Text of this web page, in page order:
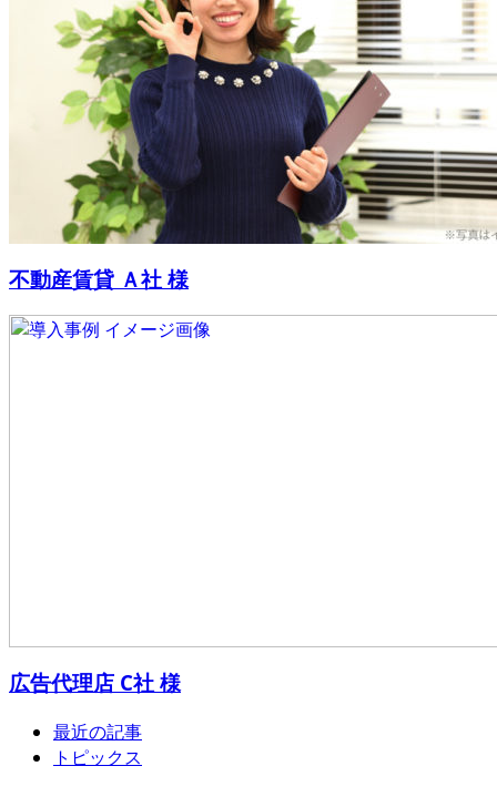
不動産賃貸 Ａ社 様
広告代理店 C社 様
最近の記事
トピックス